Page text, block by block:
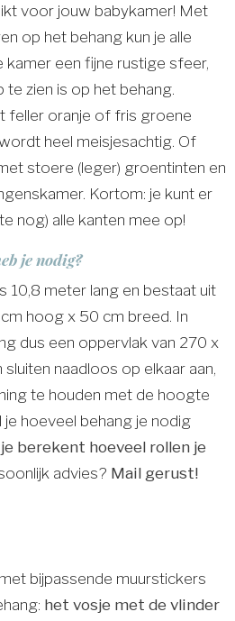
voor jouw babykamer! Met
op het behang kun je alle
kamer een fijne rustige sfeer,
zien is op het behang.
feller oranje of fris groene
heel meisjesachtig. Of
stoere (leger) groentinten en
Kortom: je kunt er
nog) alle kanten mee op!
je nodig?
10,8 meter lang en bestaat uit
hoog x 50 cm breed. In
dus een oppervlak van 270 x
sluiten naadloos op elkaar aan,
te houden met de hoogte
hoeveel behang je nodig
berekent hoeveel rollen je
advies? Mail gerust!
bijpassende muurstickers
het vosje met de vlinder